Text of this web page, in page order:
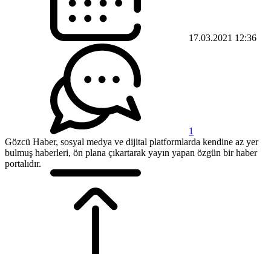
17.03.2021 12:36
1
Gözcü Haber, sosyal medya ve dijital platformlarda kendine az yer
bulmuş haberleri, ön plana çıkartarak yayın yapan özgün bir haber
portalıdır.